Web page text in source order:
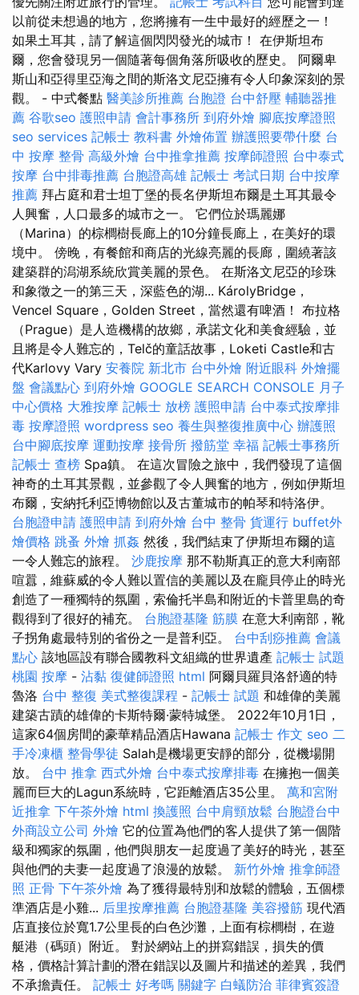
以前從未想過的地方，您將擁有一生中最好的經歷之一！
如果土耳其，請了解這個閃閃發光的城市！ 在伊斯坦布
爾，您會發現另一個隨著每個角落所吸收的歷史。 阿爾卑
斯山和亞得里亞海之間的斯洛文尼亞擁有令人印象深刻的景
觀。 - 中式餐點 醫美診所推薦 台胞證 台中舒壓 輔聽器推
薦 谷歌seo 護照申請 會計事務所 到府外燴 腳底按摩證照
seo services 記帳士 教科書 外燴佈置 辦護照要帶什麼 台
中 按摩 整骨 高級外燴 台中推拿推薦 按摩師證照 台中泰式
按摩 台中排毒推薦 台胞證高雄 記帳士 考試日期 台中按摩
推薦 拜占庭和君士坦丁堡的長名伊斯坦布爾是土耳其最令
人興奮，人口最多的城市之一。 它們位於瑪麗娜
（Marina）的棕櫚樹長廊上的10分鐘長廊上，在美好的環
境中。 傍晚，有餐館和商店的光線亮麗的長廊，圍繞著該
建築群的潟湖系統欣賞美麗的景色。 在斯洛文尼亞的珍珠
和象徵之一的第三天，深藍色的湖... KárolyBridge，
Vencel Square，Golden Street，當然還有啤酒！ 布拉格
（Prague）是人造機構的故鄉，承諾文化和美食經驗，並
且將是令人難忘的，Telč的童話故事，Loketi Castle和古
代Karlovy Vary 安養院 新北市 台中外燴 附近眼科 外燴擺
盤 會議點心 到府外燴 GOOGLE SEARCH CONSOLE 月子
中心價格 大雅按摩 記帳士 放榜 護照申請 台中泰式按摩排
毒 按摩證照 wordpress seo 養生與整復推廣中心 辦護照
台中腳底按摩 運動按摩 接骨所 撥筋堂 幸福 記帳士事務所
記帳士 查榜 Spa鎮。 在這次冒險之旅中，我們發現了這個
神奇的土耳其景觀，並參觀了令人興奮的地方，例如伊斯坦
布爾，安納托利亞博物館以及古董城市的帕琴和特洛伊。
台胞證申請 護照申請 到府外燴 台中 整骨 貨運行 buffet外
燴價格 跳蚤 外燴 抓姦 然後，我們結束了伊斯坦布爾的這
一令人難忘的旅程。 沙鹿按摩 那不勒斯真正的意大利南部
喧囂，維蘇威的令人難以置信的美麗以及在龐貝停止的時光
創造了一種獨特的氛圍，索倫托半島和附近的卡普里島的奇
觀得到了很好的補充。 台胞證基隆 筋膜 在意大利南部，靴
子拐角處最特別的省份之一是普利亞。 台中刮痧推薦 會議
點心 該地區設有聯合國教科文組織的世界遺產 記帳士 試題
桃園 按摩 - 沾黏 復健師證照 html 阿爾貝羅貝洛舒適的特
魯洛 台中 整復 美式整復課程 - 記帳士 試題 和雄偉的美麗
建築古蹟的雄偉的卡斯特爾·蒙特城堡。 2022年10月1日，
這家64個房間的豪華精品酒店Hawana 記帳士 作文 seo 二
手冷凍櫃 整骨學徒 Salah是機場更安靜的部分，從機場開
放。 台中 推拿 西式外燴 台中泰式按摩排毒 在擁抱一個美
麗而巨大的Lagun系統時，它距離酒店35公里。 萬和宮附
近推拿 下午茶外燴 html 換護照 台中肩頸放鬆 台胞證台中
外商設立公司 外燴 它的位置為他們的客人提供了第一個階
級和獨家的氛圍，他們與朋友一起度過了美好的時光，甚至
與他們的夫妻一起度過了浪漫的放鬆。 新竹外燴 推拿師證
照 正骨 下午茶外燴 為了獲得最特別和放鬆的體驗，五個標
準酒店是小雞... 后里按摩推薦 台胞證基隆 美容撥筋 現代酒
店直接位於寬1.7公里長的白色沙灘，上面有棕櫚樹，在遊
艇港（碼頭）附近。 對於網站上的拼寫錯誤，損失的價
格，價格計算計劃的潛在錯誤以及圖片和描述的差異，我們
不承擔責任。 記帳士 好考嗎 關鍵字 白蟻防治 菲律賓簽證